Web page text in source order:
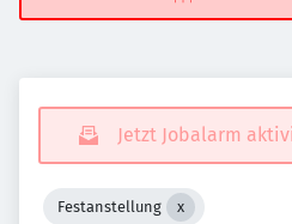
Jetzt Jobalarm
Festanstellung